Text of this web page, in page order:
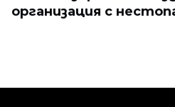
организация с